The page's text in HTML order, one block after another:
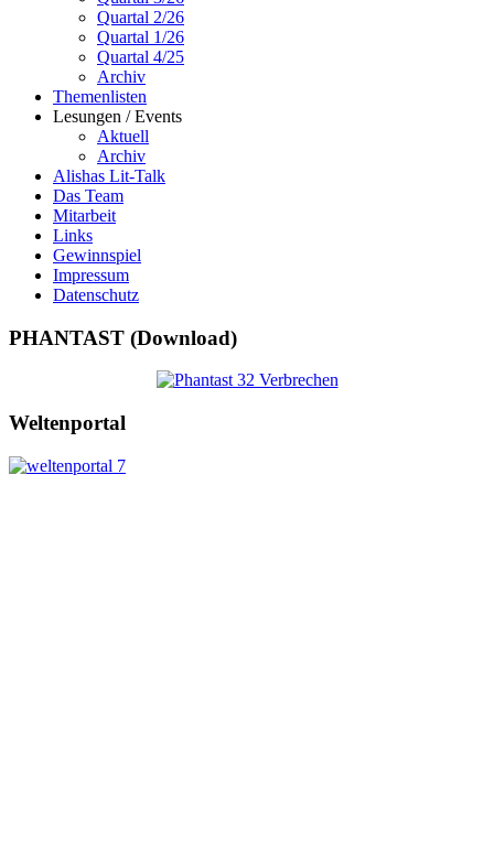
Quartal 2/26
Quartal 1/26
Quartal 4/25
Archiv
Themenlisten
Lesungen / Events
Aktuell
Archiv
Alishas Lit-Talk
Das Team
Mitarbeit
Links
Gewinnspiel
Impressum
Datenschutz
PHANTAST (Download)
Weltenportal